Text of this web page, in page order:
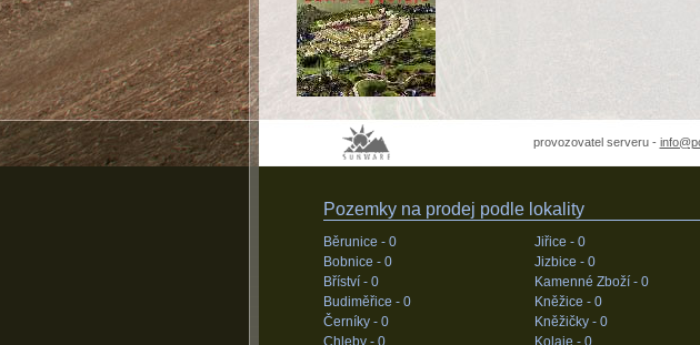
provozovatel serveru -
Pozemky na prodej podle lokality
Běrunice - 0
Bobnice - 0
Bříství - 0
Budiměřice - 0
Černíky - 0
Chleby - 0
Jiřice - 0
Jizbice - 0
Kamenné Zboží - 0
Kněžice - 0
Kněžičky - 0
Kolaje - 0